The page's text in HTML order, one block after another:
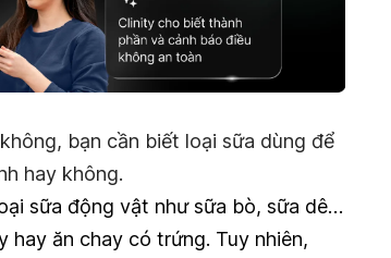
bạn cần biết loại sữa dùng để
hay không.
sữa động vật như sữa bò, sữa dê…
hay ăn chay có trứng. Tuy nhiên,